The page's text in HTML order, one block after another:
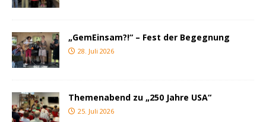
„GemEinsam?!“ – Fest der Begegnung
28. Juli 2026
Themenabend zu „250 Jahre USA“
25. Juli 2026